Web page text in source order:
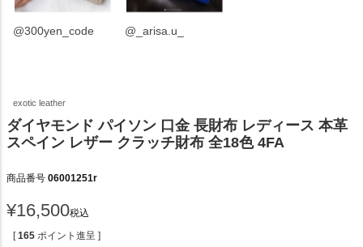
@300yen_code @_arisa.u_
exotic leather
ダイヤモンド パイソン 口金 長財布 レディース 本革
スペイン レザー クラッチ財布 全18色 4FA
商品番号 06001251r
¥16,500税込
[ 165 ポイント進呈 ]